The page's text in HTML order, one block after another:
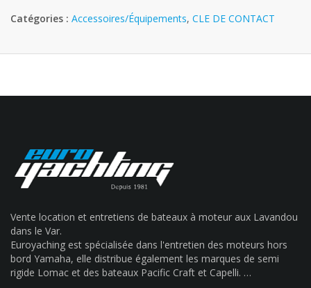
Catégories : Accessoires/Équipements, CLE DE CONTACT
Vente location et entretiens de bateaux à moteur aux Lavandou
dans le Var.
Euroyaching est spécialisée dans l'entretien des moteurs hors
bord Yamaha, elle distribue également les marques de semi
rigide Lomac et des bateaux Pacific Craft et Capelli. …